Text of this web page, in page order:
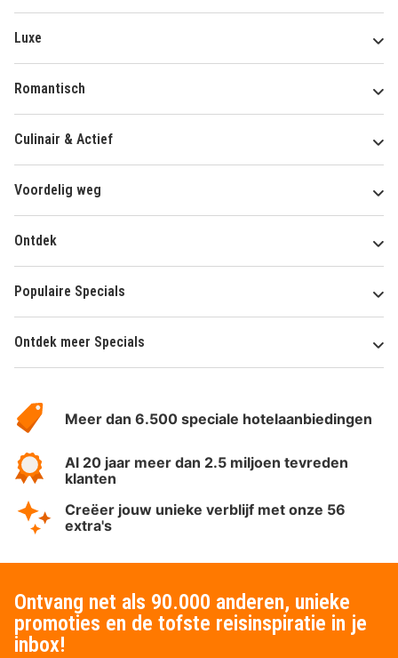
Luxe
Romantisch
Culinair & Actief
Voordelig weg
Ontdek
Populaire Specials
Ontdek meer Specials
HotelSpecials
Meer dan 6.500 speciale hotelaanbiedingen
Al 20 jaar meer dan 2.5 miljoen tevreden
klanten
Creëer jouw unieke verblijf met onze 56
extra's
Ontvang net als 90.000 anderen, unieke
promoties en de tofste reisinspiratie in je
inbox!